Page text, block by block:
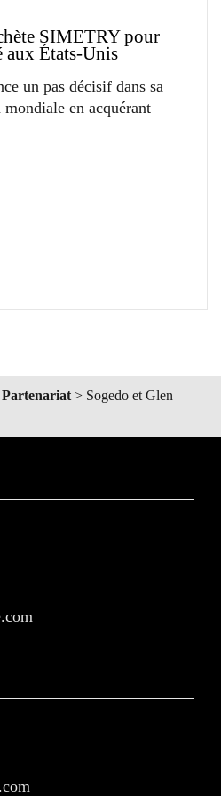
SIMETRY pour
aux États-Unis
un pas décisif dans sa
mondiale en acquérant
Partenariat > Sogedo et Glen